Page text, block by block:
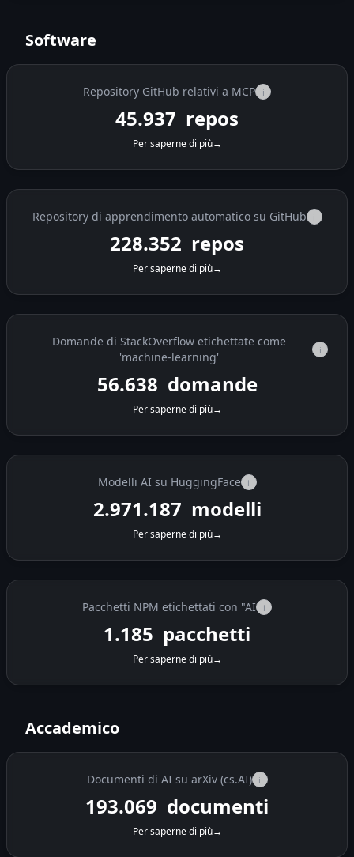
Software
Repository GitHub relativi a MCP i
45.937 repos
Per saperne di più→
Repository di apprendimento automatico su GitHub i
228.352 repos
Per saperne di più→
Domande di StackOverflow etichettate come
'machine-learning'
i
56.638 domande
Per saperne di più→
Modelli AI su HuggingFace i
2.971.187 modelli
Per saperne di più→
Pacchetti NPM etichettati con "AI i
1.185 pacchetti
Per saperne di più→
Accademico
Documenti di AI su arXiv (cs.AI) i
193.069 documenti
Per saperne di più→